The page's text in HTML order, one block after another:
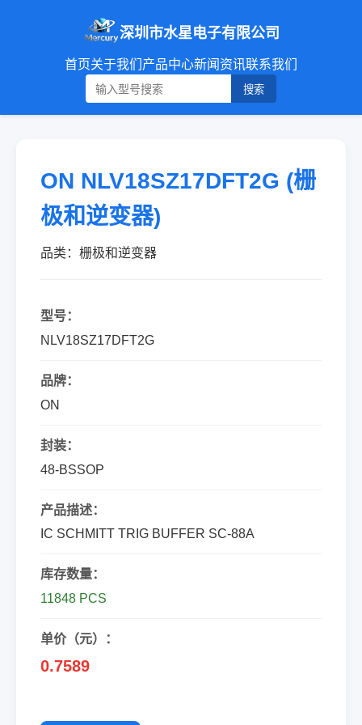
深圳市水星电子有限公司
首页关于我们 产品中心新闻资讯联系我们
搜索
ON NLV18SZ17DFT2G (栅
极和逆变器)
品类：栅极和逆变器
型号：
NLV18SZ17DFT2G
品牌：
ON
封装：
48-BSSOP
产品描述：
IC SCHMITT TRIG BUFFER SC-88A
库存数量：
11848 PCS
单价（元）：
0.7589